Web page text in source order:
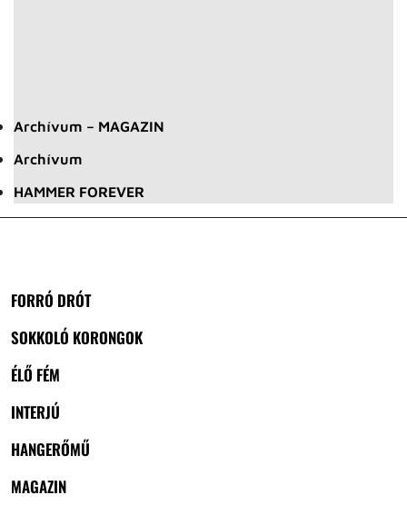
Archívum – MAGAZIN
Archívum
HAMMER FOREVER
FORRÓ DRÓT
SOKKOLÓ KORONGOK
ÉLŐ FÉM
INTERJÚ
HANGERŐMŰ
MAGAZIN